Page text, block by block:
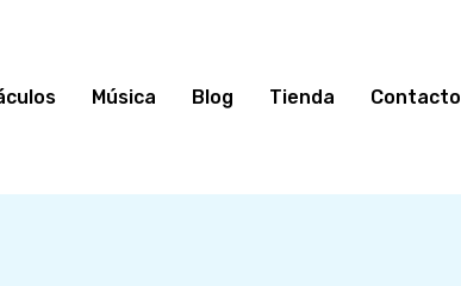
Música Blog Tienda Contacto